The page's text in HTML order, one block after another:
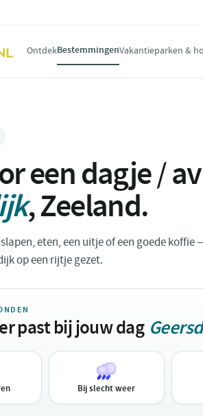
OntdekBestemmingenVakantieparken &
een dagje /
,Zeeland.
eten, een uitje of een goede koffie
op een rijtje gezet.
past bij jouw dag
Bij slecht weer